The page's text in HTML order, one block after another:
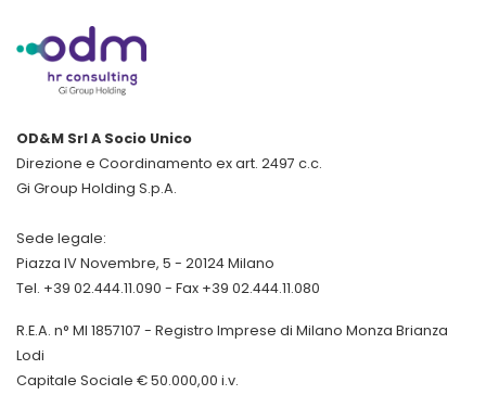
OD&M Srl A Socio Unico
Direzione e Coordinamento ex art. 2497 c.c.
Gi Group Holding S.p.A.
Sede legale:
Piazza IV Novembre, 5 - 20124 Milano
Tel. +39 02.444.11.090 - Fax +39 02.444.11.080
R.E.A. n° MI 1857107 - Registro Imprese di Milano Monza Brianza
Lodi
Capitale Sociale € 50.000,00 i.v.